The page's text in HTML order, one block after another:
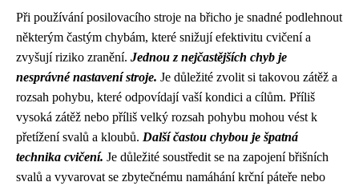
Při používání posilovacího stroje na břicho je snadné podlehnout
některým častým chybám, které snižují efektivitu cvičení a
zvyšují riziko zranění. Jednou z nejčastějších chyb je
nesprávné nastavení stroje. Je důležité zvolit si takovou zátěž a
rozsah pohybu, které odpovídají vaší kondici a cílům. Příliš
vysoká zátěž nebo příliš velký rozsah pohybu mohou vést k
přetížení svalů a kloubů. Další častou chybou je špatná
technika cvičení. Je důležité soustředit se na zapojení břišních
svalů a vyvarovat se zbytečnému namáhání krční páteře nebo